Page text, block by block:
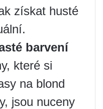
získat husté
barvení
které si
na blond
jsou nuceny